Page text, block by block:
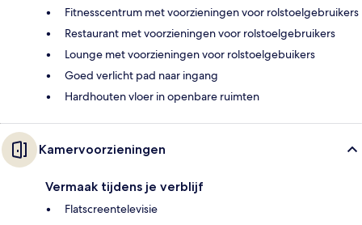
Fitnesscentrum met voorzieningen voor rolstoelgebruikers
Restaurant met voorzieningen voor rolstoelgebruikers
Lounge met voorzieningen voor rolstoelgebuikers
Goed verlicht pad naar ingang
Hardhouten vloer in openbare ruimten
Kamervoorzieningen
Vermaak tijdens je verblijf
Flatscreentelevisie